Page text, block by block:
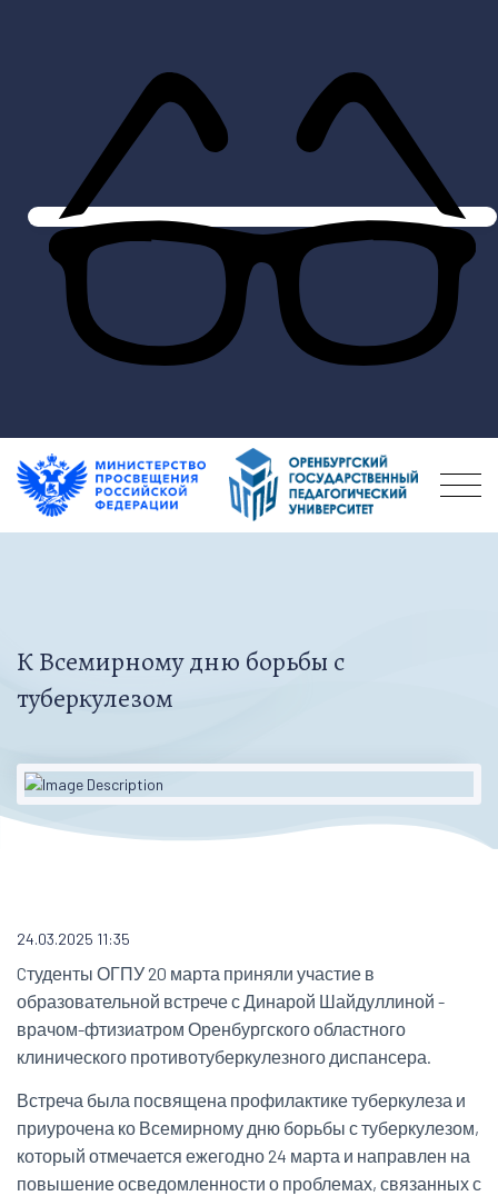
К Всемирному дню борьбы с
туберкулезом
24.03.2025 11:35
Cтуденты ОГПУ 20 марта приняли участие в
образовательной встрече с Динарой Шайдуллиной -
врачом-фтизиатром Оренбургского областного
клинического противотуберкулезного диспансера.
Встреча была посвящена профилактике туберкулеза и
приурочена ко Всемирному дню борьбы с туберкулезом,
который отмечается ежегодно 24 марта и направлен на
повышение осведомленности о проблемах, связанных с